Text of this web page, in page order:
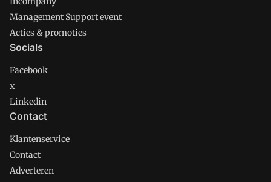
Management Support event
Acties & promoties
Socials
Facebook
x
Linkedin
Contact
Klantenservice
Contact
Adverteren